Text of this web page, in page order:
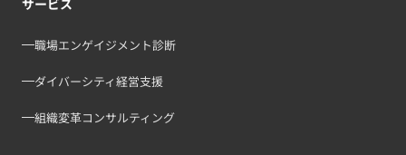
職場エンゲイジメント診断
ダイバーシティ経営支援
組織変革コンサルティング